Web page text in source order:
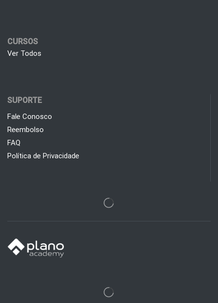
CURSOS
Ver Todos
SUPORTE
Fale Conosco
Reembolso
FAQ
Política de Privacidade